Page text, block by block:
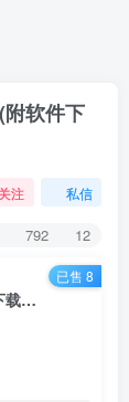
软件下
关注 私信
792 12
UG NX 2406 Build 1700软件安装教程(附软件下载地址)
已售 8